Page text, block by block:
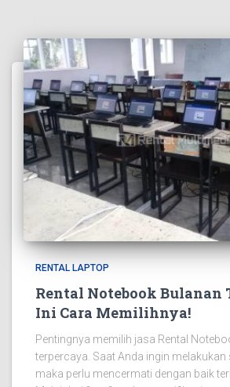
RENTAL LAPTOP
Rental Notebook Bulanan
Ini Cara Memilihnya!
Pentingnya memilih jasa Rental
terpercaya. Saat Anda ingin melakukan
maka perlu mencermati dengan baik